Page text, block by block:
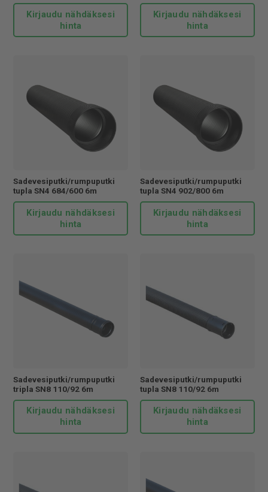
Kirjaudu nähdäksesi
hinta
Kirjaudu nähdäksesi
hinta
Sadevesiputki/rumpuputki
tupla SN4 684/600 6m
Kirjaudu nähdäksesi
hinta
Sadevesiputki/rumpuputki
tupla SN4 902/800 6m
Kirjaudu nähdäksesi
hinta
Sadevesiputki/rumpuputki
tripla SN8 110/92 6m
Kirjaudu nähdäksesi
hinta
Sadevesiputki/rumpuputki
tupla SN8 110/92 6m
Kirjaudu nähdäksesi
hinta